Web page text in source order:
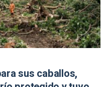
sus caballos,